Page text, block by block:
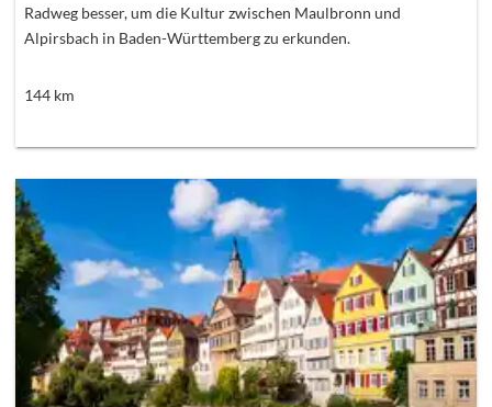
Radweg besser, um die Kultur zwischen Maulbronn und
Alpirsbach in Baden-Württemberg zu erkunden.
144km